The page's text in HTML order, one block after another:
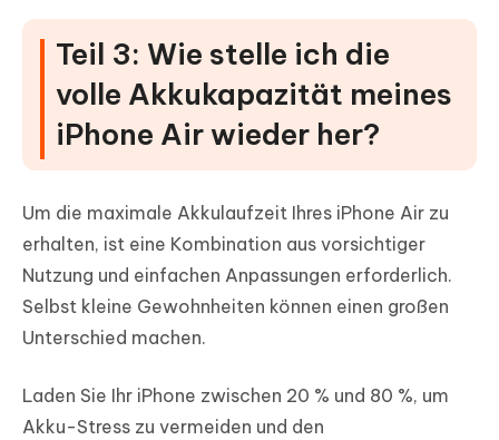
Teil 3: Wie stelle ich die
volle Akkukapazität meines
iPhone Air wieder her?
Um die maximale Akkulaufzeit Ihres iPhone Air zu
erhalten, ist eine Kombination aus vorsichtiger
Nutzung und einfachen Anpassungen erforderlich.
Selbst kleine Gewohnheiten können einen großen
Unterschied machen.
Laden Sie Ihr iPhone zwischen 20 % und 80 %, um
Akku-Stress zu vermeiden und den